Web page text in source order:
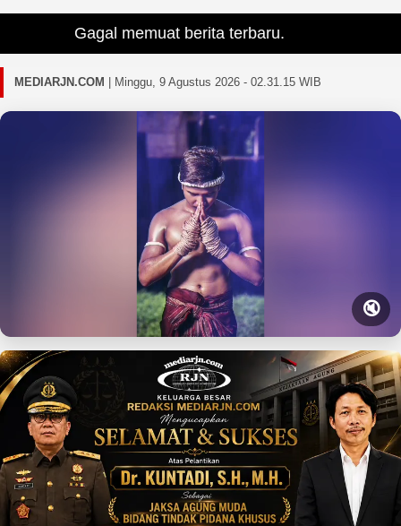
Gagal memuat berita terbaru.
MEDIARJN.COM Minggu, 9 Agustus 2026 - 02.31.17 WIB
🔇